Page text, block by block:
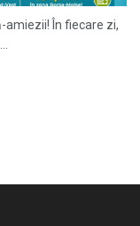
amiezii! În fiecare zi,